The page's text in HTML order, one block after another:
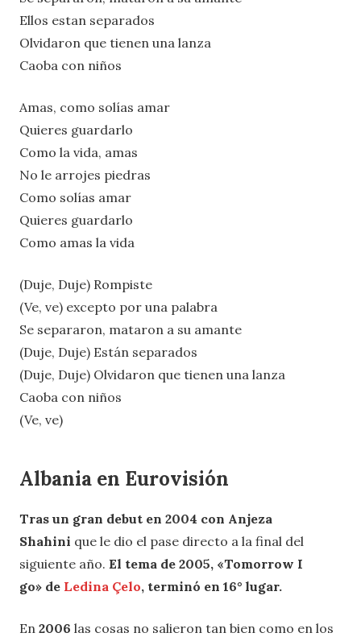
Ellos estan separados
Olvidaron que tienen una lanza
Caoba con niños
Amas, como solías amar
Quieres guardarlo
Como la vida, amas
No le arrojes piedras
Como solías amar
Quieres guardarlo
Como amas la vida
(Duje, Duje) Rompiste
(Ve, ve) excepto por una palabra
Se separaron, mataron a su amante
(Duje, Duje) Están separados
(Duje, Duje) Olvidaron que tienen una lanza
Caoba con niños
(Ve, ve)
Albania en Eurovisión
Tras un gran debut en 2004 con Anjeza
Shahini que le dio el pase directo a la final del
siguiente año. El tema de 2005, «Tomorrow I
go» de Ledina Çelo, terminó en 16° lugar.
En 2006 las cosas no salieron tan bien como en los